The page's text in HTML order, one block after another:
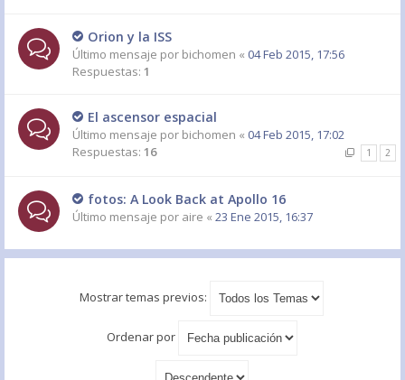
Orion y la ISS
Último mensaje por bichomen « 04 Feb 2015, 17:56
Respuestas: 1
El ascensor espacial
Último mensaje por bichomen « 04 Feb 2015, 17:02
Respuestas: 16 1 2
fotos: A Look Back at Apollo 16
Último mensaje por aire « 23 Ene 2015, 16:37
Mostrar temas previos:
Ordenar por